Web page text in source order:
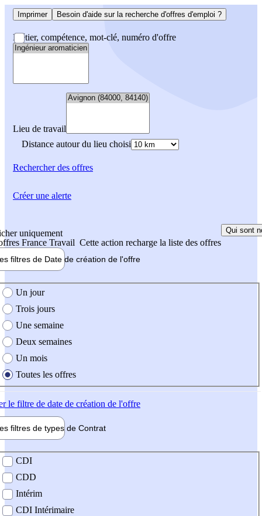
Imprimer Besoin d'aide sur la recherche d'offres d'emploi ?
Métier, compétence, mot-clé, numéro d'offre
Lieu de travail
Distance autour du lieu choisi
Rechercherdes offres
uniquement
France Travail Cette action recharge la liste des offres
Qui sont
filtres de Date de création de l'offre
création de l'offre
Un jour
Trois jours
Une semaine
Deux semaines
Un mois
Toutes les offres
le filtre de date de création de l'offre
filtres de types de Contrat
contrat
CDI
CDD
Intérim
CDI Intérimaire
Créer une alerte